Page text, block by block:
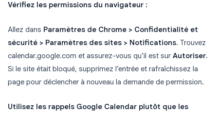
Vérifiez les permissions du navigateur :
Allez dans Paramètres de Chrome > Confidentialité et
sécurité > Paramètres des sites > Notifications. Trouvez
calendar.google.com et assurez-vous qu’il est sur Autoriser.
Si le site était bloqué, supprimez l’entrée et rafraîchissez la
page pour déclencher à nouveau la demande de permission.
Utilisez les rappels Google Calendar plutôt que les